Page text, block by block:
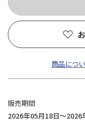
商品につ
販売期間
2026年05月18日～2026